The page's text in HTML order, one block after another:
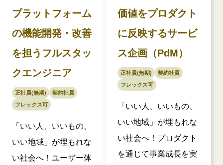
プラットフォーム
の機能開発・改善
を担うフルスタッ
クエンジニア
正社員(無期)
契約社員
フレックス可
「いい人、いいもの、
いい地域」が埋もれな
い社会へ！ユーザー体
価値をプロダクト
に反映するサービ
ス企画（PdM）
正社員(無期)
契約社員
フレックス可
「いい人、いいもの、
いい地域」が埋もれな
い社会へ！プロダクト
を通じて事業成長を実